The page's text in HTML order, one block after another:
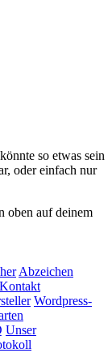
so etwas sein
oder einfach nur
oben auf deinem
Abzeichen
Kontakt
Wordpress-
Unser